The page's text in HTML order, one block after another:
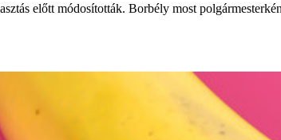
előtt módosították. Borbély most